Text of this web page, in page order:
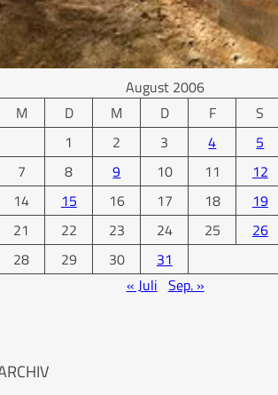
August 2006
M
D M D F S
1
2 3 4 5
7
8 9 10 11 12
14
15 16 17 18 19
21
22 23 24 25 26
28
29 30
31
« Juli Sep. »